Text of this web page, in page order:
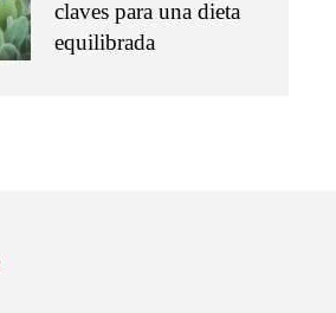
claves para una dieta
equilibrada